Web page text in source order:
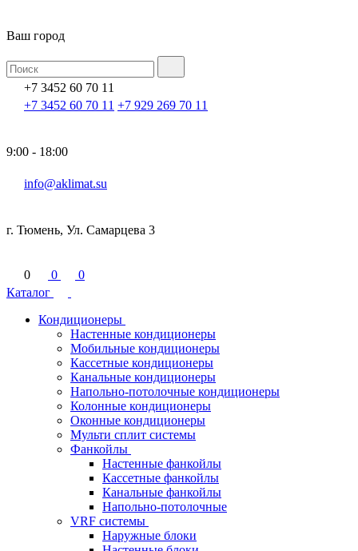
Ваш город
+7 3452 60 70 11
+7 3452 60 70 11 +7 929 269 70 11
9:00 - 18:00
info@aklimat.su
г. Тюмень, Ул. Самарцева 3
0 0
0
Каталог
Кондиционеры
Настенные кондиционеры
Мобильные кондиционеры
Кассетные кондиционеры
Канальные кондиционеры
Напольно-потолочные кондиционеры
Колонные кондиционеры
Оконные кондиционеры
Мульти сплит системы
Фанкойлы
Настенные фанкойлы
Кассетные фанкойлы
Канальные фанкойлы
Напольно-потолочные
VRF системы
Наружные блоки